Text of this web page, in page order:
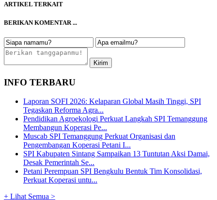
ARTIKEL TERKAIT
BERIKAN KOMENTAR ...
INFO TERBARU
Laporan SOFI 2026: Kelaparan Global Masih Tinggi, SPI
Tegaskan Reforma Agra...
Pendidikan Agroekologi Perkuat Langkah SPI Temanggung
Membangun Koperasi Pe...
Muscab SPI Temanggung Perkuat Organisasi dan
Pengembangan Koperasi Petani I...
SPI Kabupaten Sintang Sampaikan 13 Tuntutan Aksi Damai,
Desak Pemerintah Se...
Petani Perempuan SPI Bengkulu Bentuk Tim Konsolidasi,
Perkuat Koperasi untu...
+ Lihat Semua >